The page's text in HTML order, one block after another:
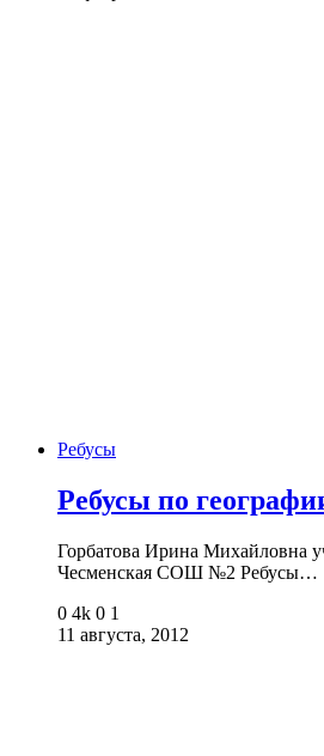
Ребусы
Ребусы по
Горбатова Ирина Михайловна
Чесменская СОШ №2 Ребусы…
0 4k 0 1
11 августа, 2012